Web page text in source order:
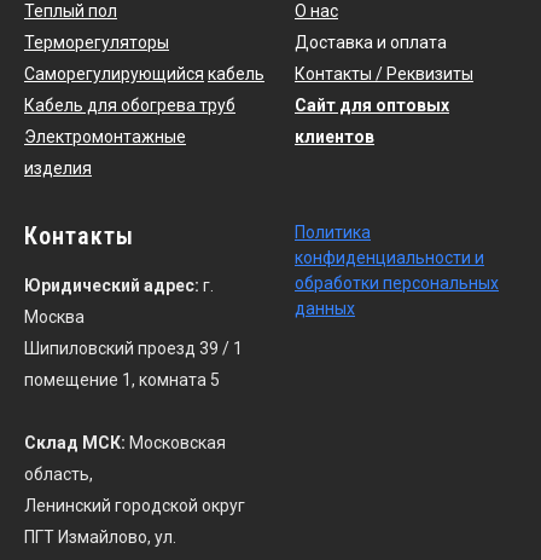
Теплый пол
Терморегуляторы
Саморегулирующийся кабель
Кабель для обогрева труб
Электромонтажные
изделия
О нас
Доставка и оплата
Контакты / Реквизиты
Сайт для оптовых
клиентов
Контакты
Юридический адрес: г.
Москва
Шипиловский проезд 39 / 1
помещение 1, комната 5
Склад МСК: Московская
область,
Ленинский городской округ
ПГТ Измайлово, ул.
Политика
конфиденциальности и
обработки персональных
данных